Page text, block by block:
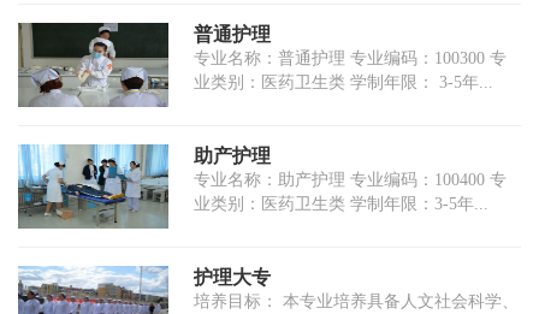
普通护理
专业名称：普通护理 专业编码：100300 专
业类别：医药卫生类 学制年限： 3-5年...
助产护理
专业名称：助产护理 专业编码：100400 专
业类别：医药卫生类 学制年限：3-5年...
护理大专
培养目标： 本专业培养具备人文社会科学、